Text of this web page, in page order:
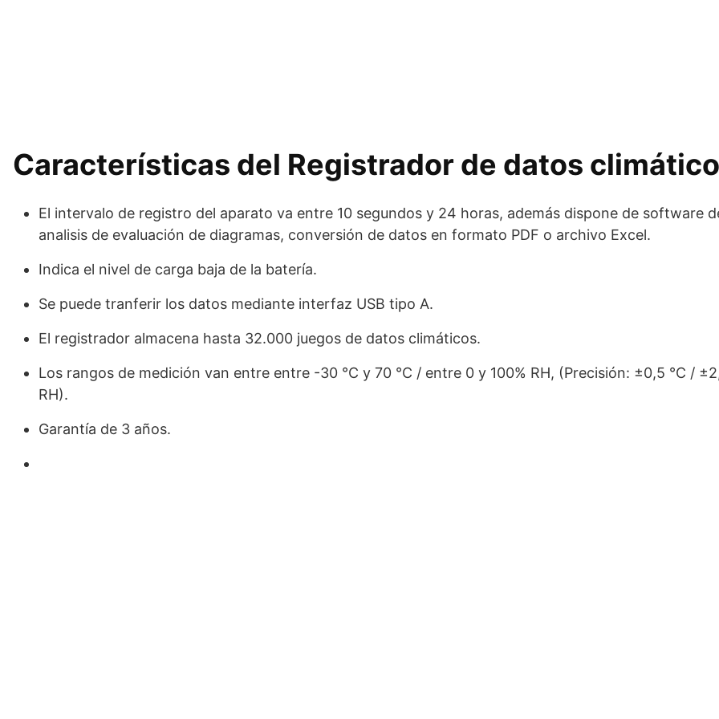
Características del Registrador de datos
El intervalo de registro del aparato va entre 10 segundos y 24 horas, además dispone de software
analisis de evaluación de diagramas, conversión de datos en formato PDF o archivo Excel.
Indica el nivel de carga baja de la batería.
Se puede tranferir los datos mediante interfaz USB tipo A.
El registrador almacena hasta 32.000 juegos de datos climáticos.
Los rangos de medición van entre entre -30 °C y 70 °C / entre 0 y 100% RH, (Precisión: ±0,5 °C /
RH).
Garantía de 3 años.